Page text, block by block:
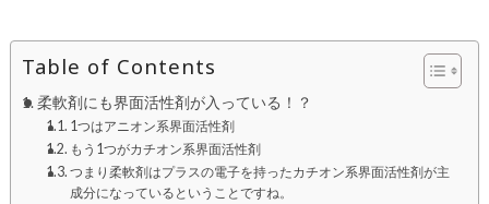
Table of Contents
柔軟剤にも界面活性剤が入っている！？
1つはアニオン系界面活性剤
もう1つがカチオン系界面活性剤
つまり柔軟剤はプラスの電子を持ったカチオン系界面活性剤が主
成分になっているということですね。